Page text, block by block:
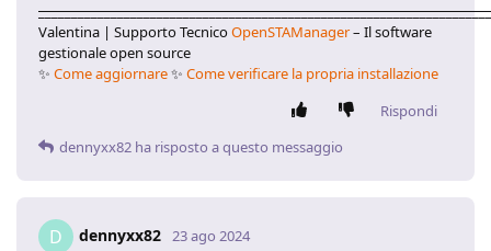
Valentina | Supporto TecnicoOpenSTAManager– Il software
gestionale open source
✨ Come aggiornare✨ Come verificare la propria installazione
Rispondi
dennyxx82 ha risposto a questo messaggio
D dennyxx82 23 ago 2024